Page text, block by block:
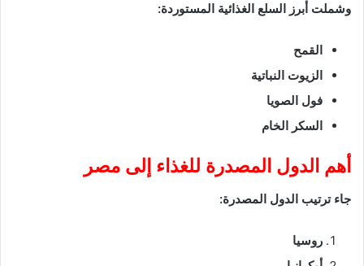
وشملت أبرز السلع الغذائية المستوردة:
القمح
الزيوت النباتية
فول الصويا
السكر الخام
أهم الدول المصدرة للغذاء إلى مصر
جاء ترتيب الدول المصدرة:
روسيا